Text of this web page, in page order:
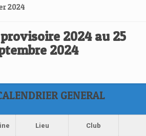
2024
2024 au 25
2024
GENERAL
Lieu Club